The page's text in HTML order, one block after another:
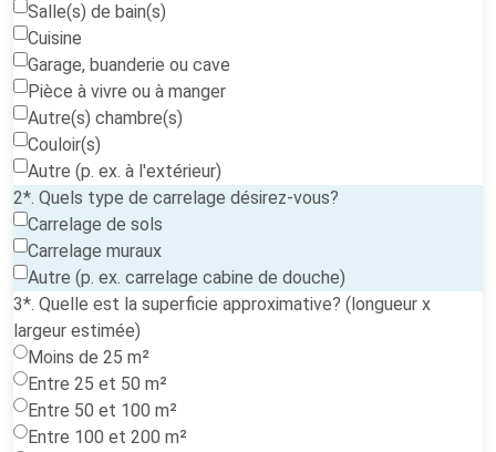
Salle(s) de bain(s)
Cuisine
Garage, buanderie ou cave
Pièce à vivre ou à manger
Autre(s) chambre(s)
Couloir(s)
Autre (p. ex. à l'extérieur)
2*. Quels type de carrelage désirez-vous?
Carrelage de sols
Carrelage muraux
Autre (p. ex. carrelage cabine de douche)
3*. Quelle est la superficie approximative? (longueur x
largeur estimée)
Moins de 25 m²
Entre 25 et 50 m²
Entre 50 et 100 m²
Entre 100 et 200 m²